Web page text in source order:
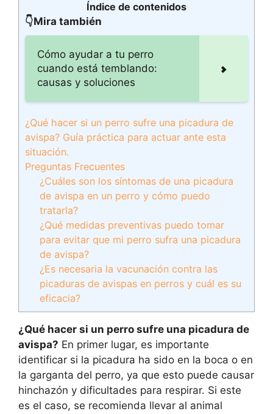
Índice de contenidos
👇Mira también
Cómo ayudar a tu perro
cuando está temblando:
causas y soluciones
¿Qué hacer si un perro sufre una picadura de
avispa? Guía práctica para actuar ante esta
situación.
Preguntas Frecuentes
¿Cuáles son los síntomas de una picadura
de avispa en un perro y cómo puedo
tratarla?
¿Qué medidas preventivas puedo tomar
para evitar que mi perro sufra una picadura
de avispa?
¿Es necesaria la vacunación contra las
picaduras de avispas en perros y cuál es su
eficacia?
¿Qué hacer si un perro sufre una picadura de
avispa? En primer lugar, es importante
identificar si la picadura ha sido en la boca o en
la garganta del perro, ya que esto puede causar
hinchazón y dificultades para respirar. Si este
es el caso, se recomienda llevar al animal